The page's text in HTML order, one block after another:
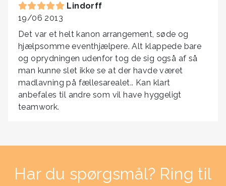
Lindorff
19/06 2013
Det var et helt kanon arrangement, søde og
hjælpsomme eventhjælpere. Alt klappede bare
og oprydningen udenfor tog de sig også af så
man kunne slet ikke se at der havde været
madlavning på fællesarealet.. Kan klart
anbefales til andre som vil have hyggeligt
teamwork.
Har du spørgsmål? Ring til